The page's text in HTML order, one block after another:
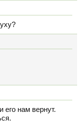
его нам вернут.